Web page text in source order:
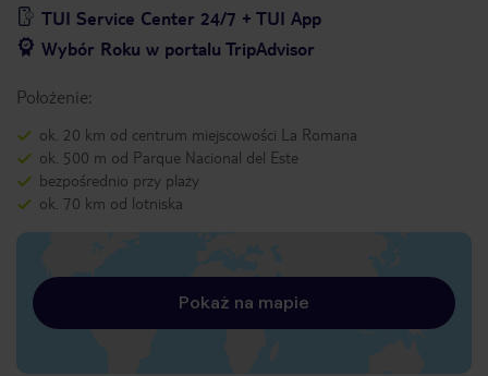
TUI Service Center 24/7 + TUI App
Wybór Roku w portalu TripAdvisor
Położenie:
ok. 20 km od centrum miejscowości La Romana
ok. 500 m od Parque Nacional del Este
bezpośrednio przy plaży
ok. 70 km od lotniska
Pokaż na mapie